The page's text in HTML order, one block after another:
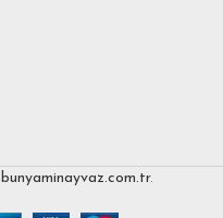
bunyaminayvaz.com.tr.